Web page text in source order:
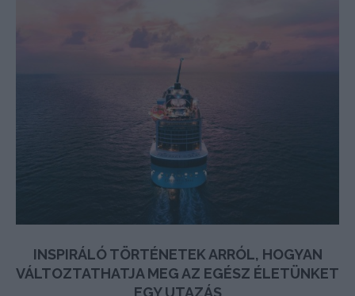
INSPIRÁLÓ TÖRTÉNETEK ARRÓL, HOGYAN
VÁLTOZTATHATJA MEG AZ EGÉSZ ÉLETÜNKET
EGY UTAZÁS